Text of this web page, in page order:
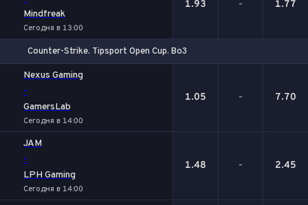
Mindfreak
Сегодня в 13:00
1.93 - 1.77
Counter-Strike. Tipsport Open Cup. Bo3
Nexus Gaming
-
GamersLab
Сегодня в 14:00
1.05 - 7.70
JAM
-
LPH Gaming
Сегодня в 14:00
1.48 - 2.45